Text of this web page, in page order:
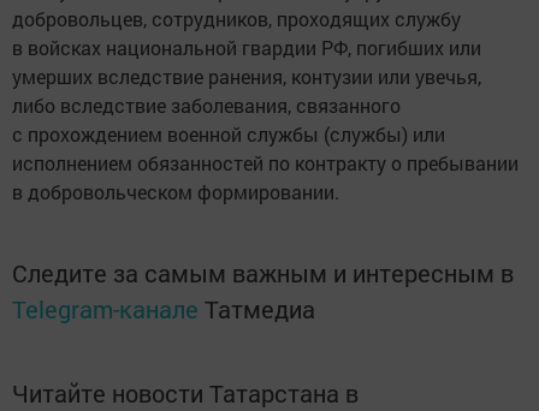
добровольцев, сотрудников, проходящих службу
в войсках национальной гвардии РФ, погибших или
умерших вследствие ранения, контузии или увечья,
либо вследствие заболевания, связанного
с прохождением военной службы (службы) или
исполнением обязанностей по контракту о пребывании
в добровольческом формировании.
Следите за самым важным и интересным в
Telegram-канале Татмедиа
Читайте новости Татарстана в